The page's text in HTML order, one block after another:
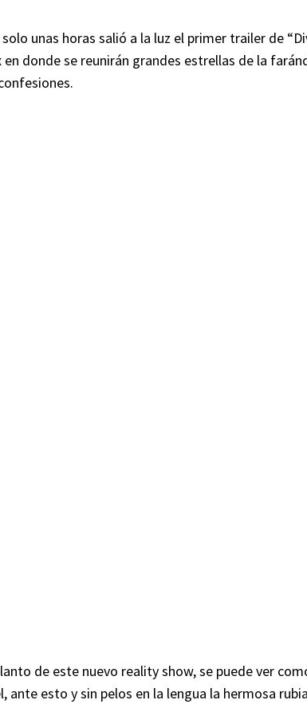
unas horas salió a la luz el primer trailer de
en donde se reunirán grandes estrellas de la
de este nuevo reality show, se puede ver
ante esto y sin pelos en la lengua la hermosa